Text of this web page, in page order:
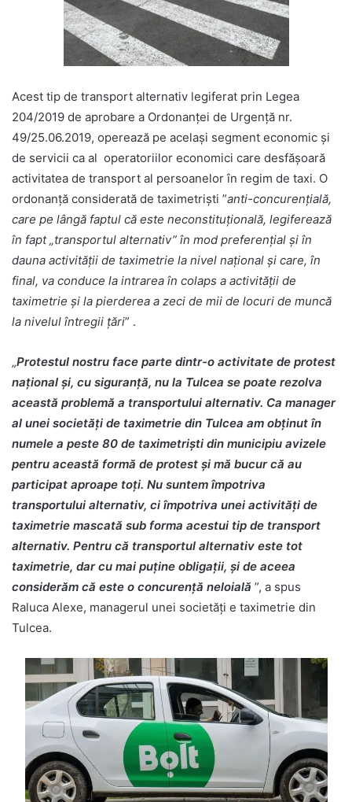
Acest tip de transport alternativ legiferat prin Legea
204/2019 de aprobare a Ordonanței de Urgență nr.
49/25.06.2019, operează pe același segment economic și
de servicii ca al operatoriilor economici care desfășoară
activitatea de transport al persoanelor în regim de taxi. O
ordonanță considerată de taximetriști ”anti-concurențială,
care pe lângă faptul că este neconstituțională, legiferează
în fapt „transportul alternativ” în mod preferențial și în
dauna activității de taximetrie la nivel național și care, în
final, va conduce la intrarea în colaps a activității de
taximetrie și la pierderea a zeci de mii de locuri de muncă
la nivelul întregii țări” .
„Protestul nostru face parte dintr-o activitate de protest
național și, cu siguranță, nu la Tulcea se poate rezolva
această problemă a transportului alternativ. Ca manager
al unei societăți de taximetrie din Tulcea am obținut în
numele a peste 80 de taximetriști din municipiu avizele
pentru această formă de protest și mă bucur că au
participat aproape toți. Nu suntem împotriva
transportului alternativ, ci împotriva unei activități de
taximetrie mascată sub forma acestui tip de transport
alternativ. Pentru că transportul alternativ este tot
taximetrie, dar cu mai puține obligații, și de aceea
considerăm că este o concurență neloială ”, a spus
Raluca Alexe, managerul unei societăți e taximetrie din
Tulcea.